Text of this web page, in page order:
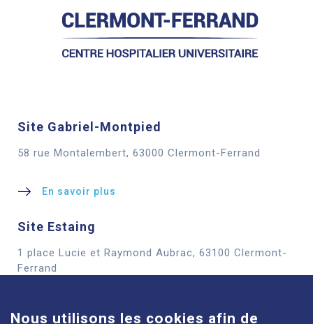
Site Gabriel-Montpied
58 rue Montalembert, 63000 Clermont-Ferrand
En savoir plus
Site Estaing
1 place Lucie et Raymond Aubrac, 63100 Clermont-
Ferrand
Nous utilisons les cookies afin de